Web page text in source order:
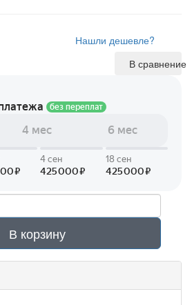
Нашли дешевле?
В сравнение
В корзину